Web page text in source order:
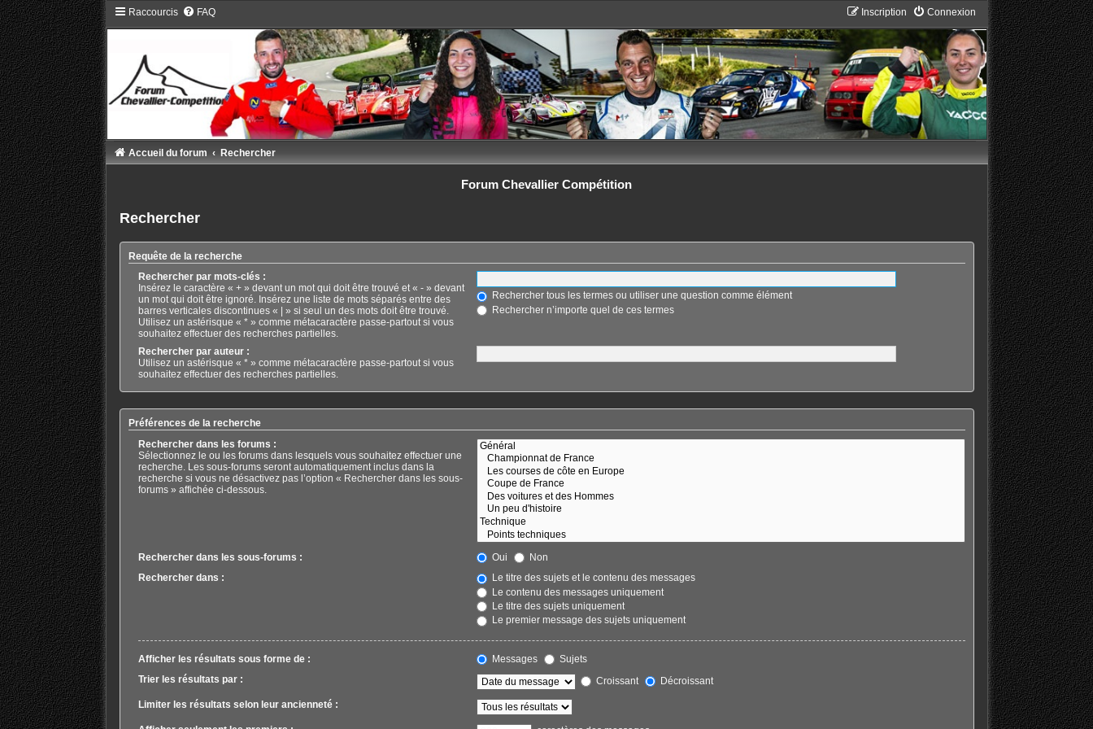
Raccourcis FAQ Connexion
Inscription
Accueil du forum Rechercher
Forum Chevallier Compétition
Rechercher
Requête de la recherche
Rechercher par mots-clés :
Insérez le caractère « + » devant un mot qui doit être trouvé et « - » devant
un mot qui doit être ignoré. Insérez une liste de mots séparés entre des
barres verticales discontinues « | » si seul un des mots doit être trouvé.
Utilisez un astérisque « * » comme métacaractère passe-partout si vous
souhaitez effectuer des recherches partielles.
Rechercher tous les termes ou utiliser une question comme élément
Rechercher n’importe quel de ces termes
Rechercher par auteur :
Utilisez un astérisque « * » comme métacaractère passe-partout si vous
souhaitez effectuer des recherches partielles.
Préférences de la recherche
Rechercher dans les forums :
Sélectionnez le ou les forums dans lesquels vous souhaitez effectuer une
recherche. Les sous-forums seront automatiquement inclus dans la
recherche si vous ne désactivez pas l’option « Rechercher dans les sous-
forums » affichée ci-dessous.
Rechercher dans les sous-forums : Oui
Non
Rechercher dans :
Le titre des sujets et le contenu des messages
Le contenu des messages uniquement
Le titre des sujets uniquement
Le premier message des sujets uniquement
Afficher les résultats sous forme de : Messages
Sujets
Trier les résultats par :
Croissant Décroissant
Limiter les résultats selon leur ancienneté :